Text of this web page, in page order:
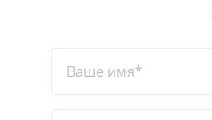
Ваше имя*